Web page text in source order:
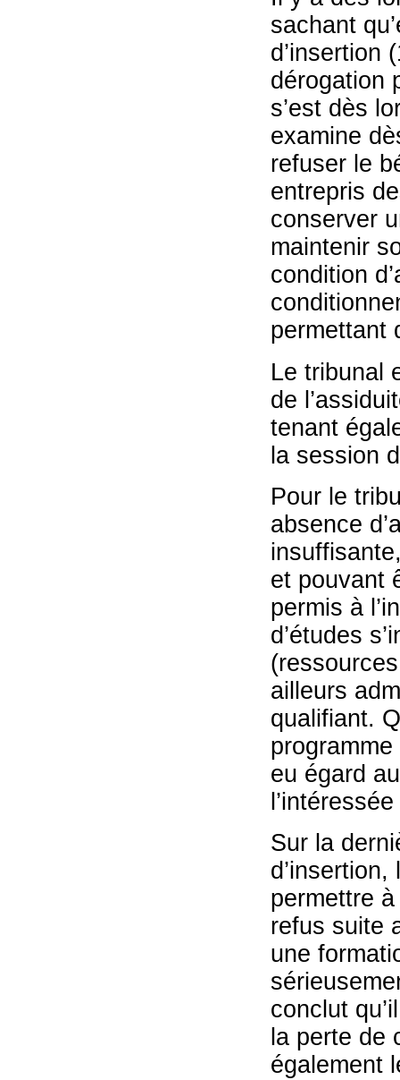
sachant
d’insertion
dérogation
s’est dès
examine
refuser le
entrepris
conserver
maintenir
condition
permettant
Le tribunal
de
tenant
la session
Pour le
absence
et pouvant
permis à
d’études
ailleurs
qualifiant.
eu égard
Sur la
permettre
refus suite
une
conclut
la perte de
également